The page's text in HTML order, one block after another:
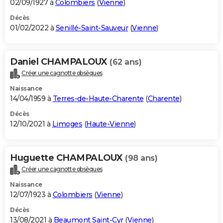
02/09/1927 à Colombiers (Vienne)
Décès
01/02/2022 à Senillé-Saint-Sauveur(Vienne)
Daniel CHAMPALOUX (62 ans)
Créer une cagnotte obsèques
Naissance
14/04/1959 à Terres-de-Haute-Charente (Charente)
Décès
12/10/2021 à Limoges (Haute-Vienne)
Huguette CHAMPALOUX (98 ans)
Créer une cagnotte obsèques
Naissance
12/07/1923 à Colombiers (Vienne)
Décès
13/08/2021 à Beaumont Saint-Cyr(Vienne)